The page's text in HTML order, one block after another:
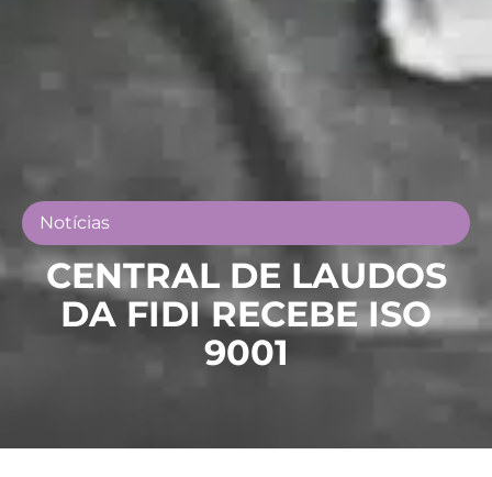
Notícias
CENTRAL DE LAUDOS
DA FIDI RECEBE ISO
9001